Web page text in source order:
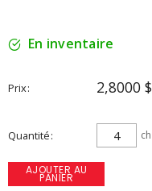
En inventaire
Prix 2,8000 $
Quantité ch
AJOUTER AU
PANIER